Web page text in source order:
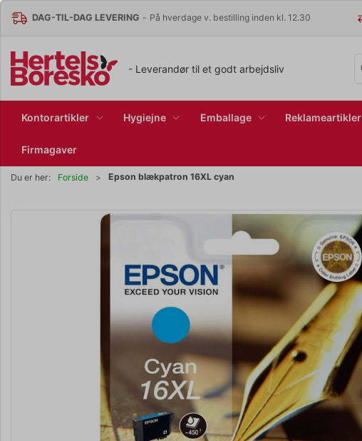
DAG-TIL-DAG LEVERING - På hverdage v. bestilling inden kl. 12.30
- Leverandør til et godt arbejdsliv
Kontorartikler Hygiejne Emballage Reklameartikler
Firmagaver
Du er her: Forside Epson blækpatron 16XL cyan